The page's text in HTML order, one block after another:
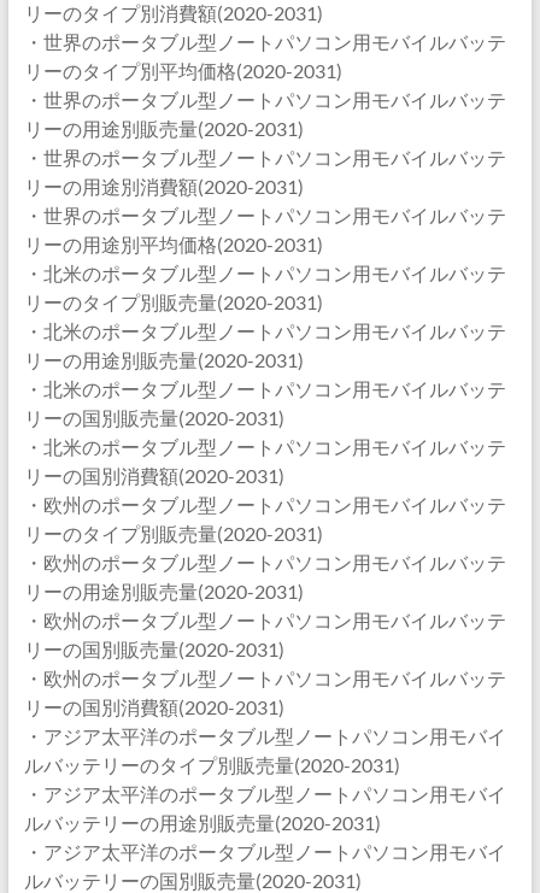
リーのタイプ別消費額(2020-2031)
・世界のポータブル型ノートパソコン用モバイルバッテ
リーのタイプ別平均価格(2020-2031)
・世界のポータブル型ノートパソコン用モバイルバッテ
リーの用途別販売量(2020-2031)
・世界のポータブル型ノートパソコン用モバイルバッテ
リーの用途別消費額(2020-2031)
・世界のポータブル型ノートパソコン用モバイルバッテ
リーの用途別平均価格(2020-2031)
・北米のポータブル型ノートパソコン用モバイルバッテ
リーのタイプ別販売量(2020-2031)
・北米のポータブル型ノートパソコン用モバイルバッテ
リーの用途別販売量(2020-2031)
・北米のポータブル型ノートパソコン用モバイルバッテ
リーの国別販売量(2020-2031)
・北米のポータブル型ノートパソコン用モバイルバッテ
リーの国別消費額(2020-2031)
・欧州のポータブル型ノートパソコン用モバイルバッテ
リーのタイプ別販売量(2020-2031)
・欧州のポータブル型ノートパソコン用モバイルバッテ
リーの用途別販売量(2020-2031)
・欧州のポータブル型ノートパソコン用モバイルバッテ
リーの国別販売量(2020-2031)
・欧州のポータブル型ノートパソコン用モバイルバッテ
リーの国別消費額(2020-2031)
・アジア太平洋のポータブル型ノートパソコン用モバイ
ルバッテリーのタイプ別販売量(2020-2031)
・アジア太平洋のポータブル型ノートパソコン用モバイ
ルバッテリーの用途別販売量(2020-2031)
・アジア太平洋のポータブル型ノートパソコン用モバイ
ルバッテリーの国別販売量(2020-2031)